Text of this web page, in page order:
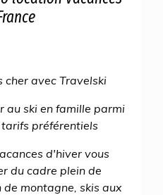
cher avec Travelski
au ski en famille parmi
préférentiels
d'hiver vous
du cadre plein de
montagne, skis aux